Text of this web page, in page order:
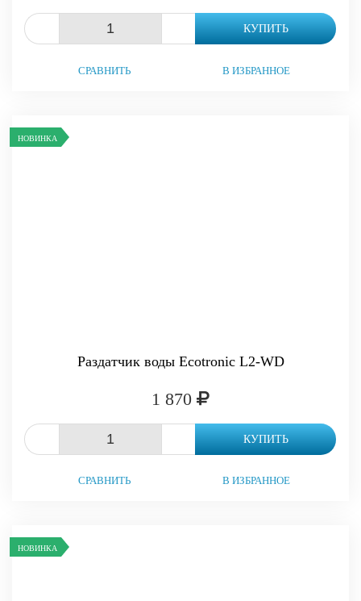
КУПИТЬ
СРАВНИТЬ В ИЗБРАННОЕ
НОВИНКА
Раздатчик воды Ecotronic L2-WD
1 870
КУПИТЬ
СРАВНИТЬ В ИЗБРАННОЕ
НОВИНКА